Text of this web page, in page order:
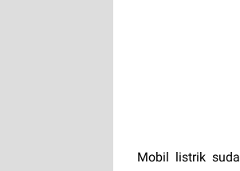
Mobil listrik